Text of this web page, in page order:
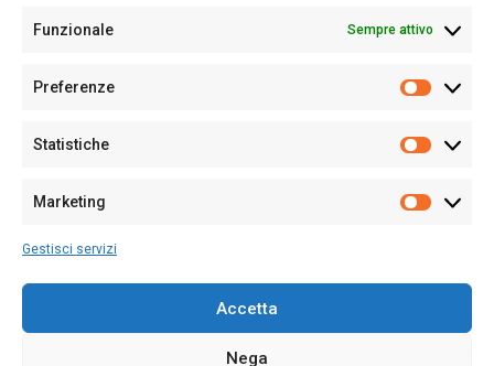
Funzionale Sempre attivo
Preferenze
Statistiche
Marketing
Gestisci servizi
Accetta
Nega
Sede:Via Cristoforo Colombo 09013 Carbonia
Partita IVA02270380922
128/2020 del 10/02/2020
Per la Pubblicità: